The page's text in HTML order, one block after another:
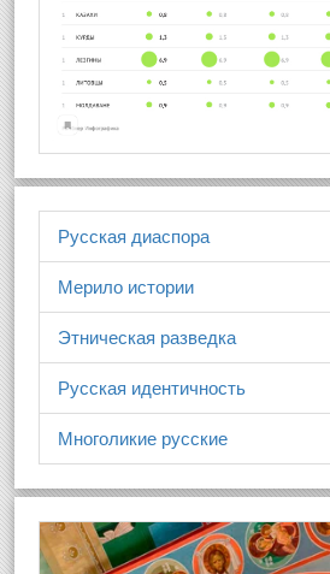
Русская диаспора
Мерило истории
Этническая разведка
Русская идентичность
Многоликие русские